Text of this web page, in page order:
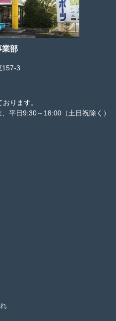
業部
157-3
ります。
平日9:30～18:00（土日祝除く）